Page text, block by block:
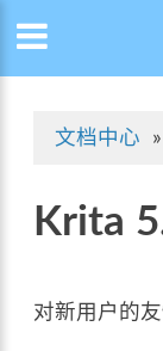
文档中心 »
Krita
对新用户的友